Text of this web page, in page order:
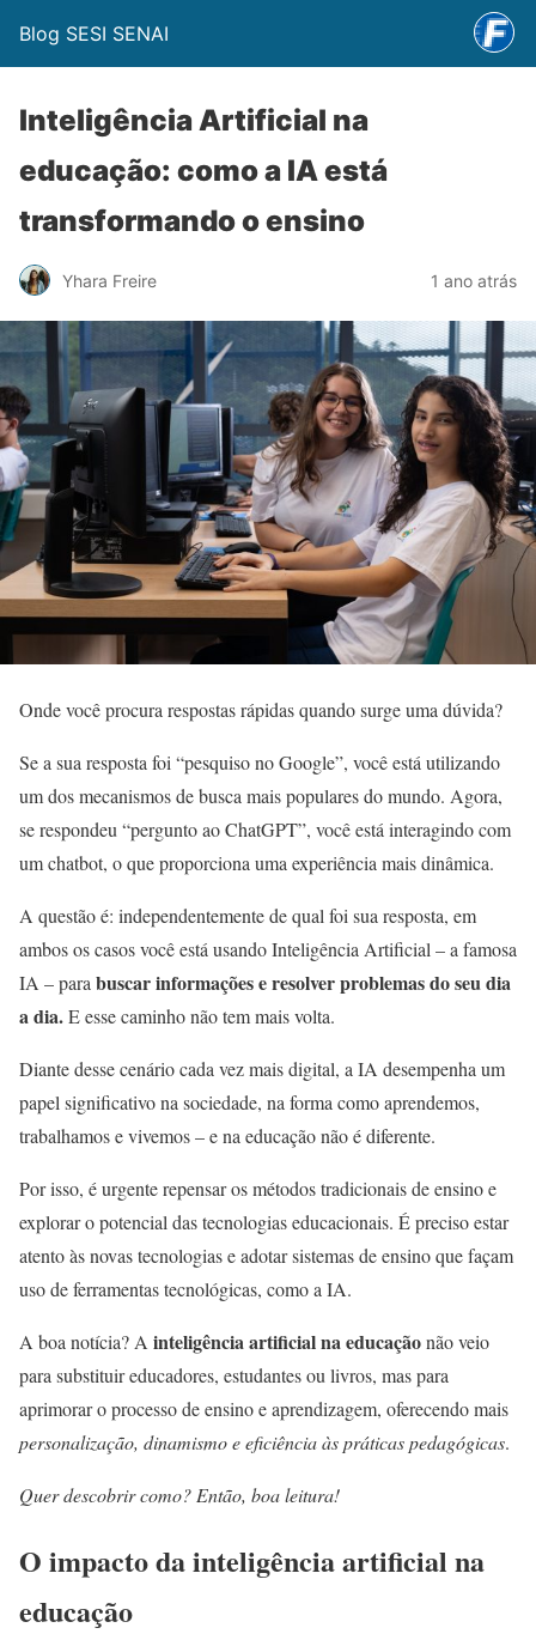
Blog SESI SENAI
Inteligência Artificial na
educação: como a IA está
transformando o ensino
Yhara Freire 1 ano atrás
Onde você procura respostas rápidas quando surge uma dúvida?
Se a sua resposta foi “pesquiso no Google”, você está utilizando
um dos mecanismos de busca mais populares do mundo. Agora,
se respondeu “pergunto ao ChatGPT”, você está interagindo com
um chatbot, o que proporciona uma experiência mais dinâmica.
A questão é: independentemente de qual foi sua resposta, em
ambos os casos você está usando Inteligência Artificial – a famosa
IA – para buscar informações e resolver problemas do seu dia
a dia.E esse caminho não tem mais volta.
Diante desse cenário cada vez mais digital, a IA desempenha um
papel significativo na sociedade, na forma como aprendemos,
trabalhamos e vivemos – e na educação não é diferente.
Por isso, é urgente repensar os métodos tradicionais de ensino e
explorar o potencial das tecnologias educacionais. É preciso estar
atento às novas tecnologias e adotar sistemas de ensino que façam
uso de ferramentas tecnológicas, como a IA.
A boa notícia? A inteligência artificial na educaçãonão veio
para substituir educadores, estudantes ou livros, mas para
aprimorar o processo de ensino e aprendizagem, oferecendo mais
personalização, dinamismo e eficiência às práticas pedagógicas.
Quer descobrir como? Então, boa leitura!
O impacto da inteligência artificial na
educação